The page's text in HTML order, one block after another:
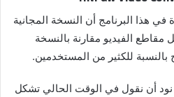
في هذا البرنامج أن النسخة المجانية
مقاطع الفيديو مقارنة بالنسخة
للكثير من المستخدمين.
نود أن نقول في الوقت الحالي تشكل